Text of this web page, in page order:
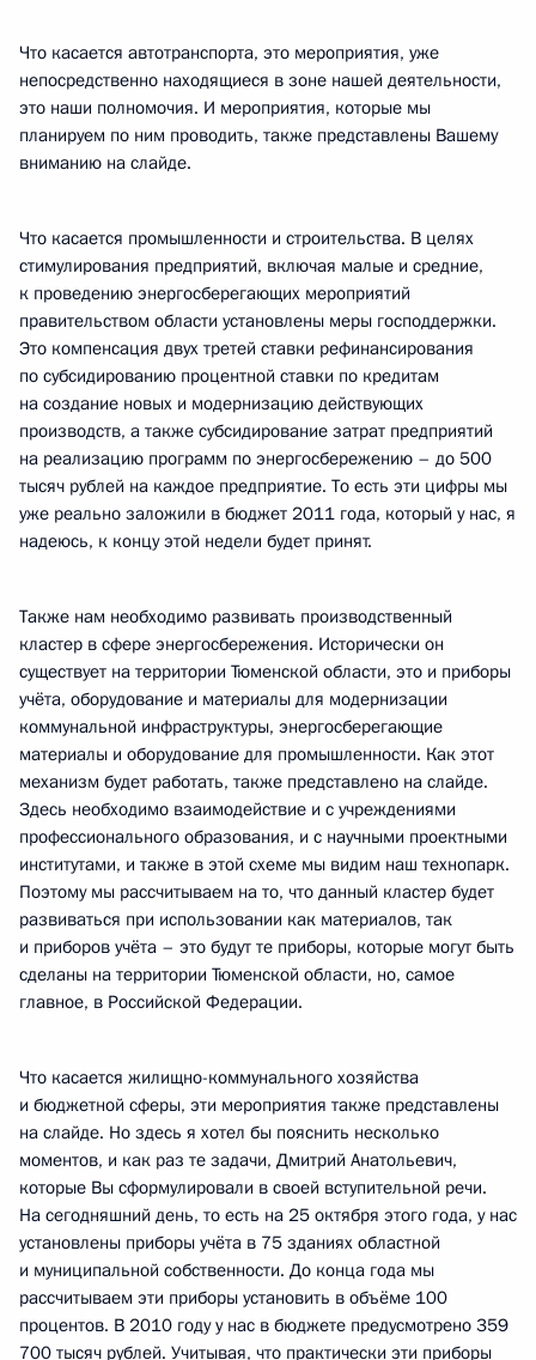
Что касается автотранспорта, это мероприятия, уже
непосредственно находящиеся в зоне нашей деятельности,
это наши полномочия. И мероприятия, которые мы
планируем по ним проводить, также представлены Вашему
вниманию на слайде.
Что касается промышленности и строительства. В целях
стимулирования предприятий, включая малые и средние,
к проведению энергосберегающих мероприятий
правительством области установлены меры господдержки.
Это компенсация двух третей ставки рефинансирования
по субсидированию процентной ставки по кредитам
на создание новых и модернизацию действующих
производств, а также субсидирование затрат предприятий
на реализацию программ по энергосбережению – до 500
тысяч рублей на каждое предприятие. То есть эти цифры мы
уже реально заложили в бюджет 2011 года, который у нас, я
надеюсь, к концу этой недели будет принят.
Также нам необходимо развивать производственный
кластер в сфере энергосбережения. Исторически он
существует на территории Тюменской области, это и приборы
учёта, оборудование и материалы для модернизации
коммунальной инфраструктуры, энергосберегающие
материалы и оборудование для промышленности. Как этот
механизм будет работать, также представлено на слайде.
Здесь необходимо взаимодействие и с учреждениями
профессионального образования, и с научными проектными
институтами, и также в этой схеме мы видим наш технопарк.
Поэтому мы рассчитываем на то, что данный кластер будет
развиваться при использовании как материалов, так
и приборов учёта – это будут те приборы, которые могут быть
сделаны на территории Тюменской области, но, самое
главное, в Российской Федерации.
Что касается жилищно-коммунального хозяйства
и бюджетной сферы, эти мероприятия также представлены
на слайде. Но здесь я хотел бы пояснить несколько
моментов, и как раз те задачи, Дмитрий Анатольевич,
которые Вы сформулировали в своей вступительной речи.
На сегодняшний день, то есть на 25 октября этого года, у нас
установлены приборы учёта в 75 зданиях областной
и муниципальной собственности. До конца года мы
рассчитываем эти приборы установить в объёме 100
процентов. В 2010 году у нас в бюджете предусмотрено 359
700 тысяч рублей. Учитывая, что практически эти приборы